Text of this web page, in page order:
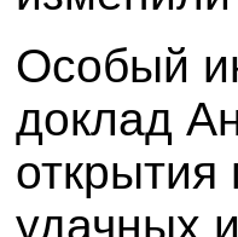
Особый
доклад
открытия
удачных